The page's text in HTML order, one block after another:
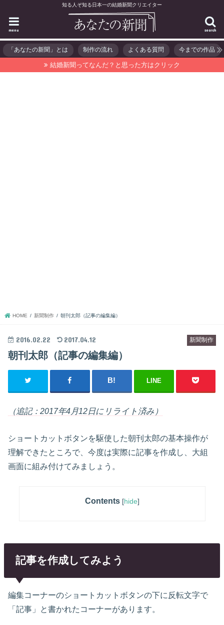
知る人ぞ知る日本一の結婚新聞クリエイター
search
menu
「あなたの新聞」とは 制作の流れ よくある質問 今までの作品
結婚新聞ってなんだ？と思った方はクリック
HOME 新聞制作 朝刊太郎（記事の編集編）
新聞制作
2016.02.22 2017.04.12
朝刊太郎（記事の編集編）
LINE
（追記：2017年4月12日にリライト済み）
ショートカットボタンを駆使した朝刊太郎の基本操作が
理解できたところで、今度は実際に記事を作成し、大組
画面に組み付けてみましょう。
Contents [hide]
記事を作成してみよう
編集コーナーのショートカットボタンの下に反転文字で
「記事」と書かれたコーナーがあります。